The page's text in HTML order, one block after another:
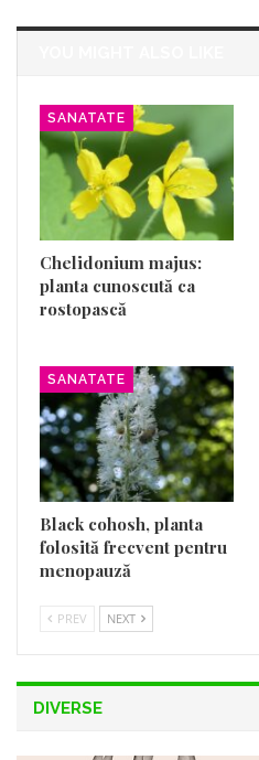
SANATATE
Chelidonium majus:
planta cunoscută ca
rostopască
SANATATE
Black cohosh, planta
folosită frecvent pentru
menopauză
PREV NEXT
DIVERSE